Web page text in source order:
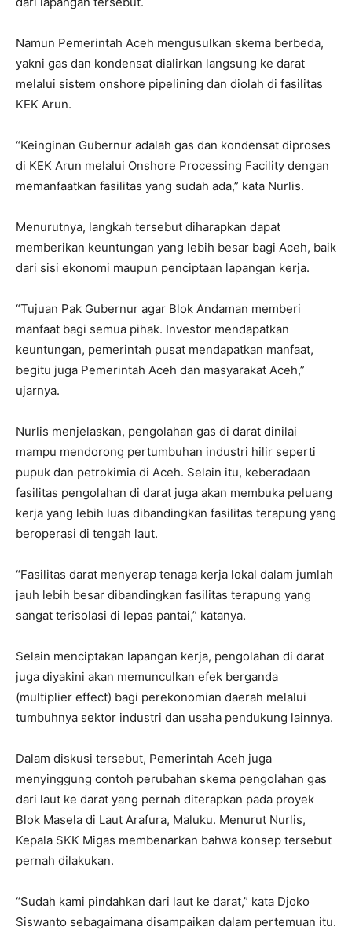
Namun Pemerintah Aceh mengusulkan skema berbeda,
yakni gas dan kondensat dialirkan langsung ke darat
melalui sistem onshore pipelining dan diolah di fasilitas
KEK Arun.
“Keinginan Gubernur adalah gas dan kondensat diproses
di KEK Arun melalui Onshore Processing Facility dengan
memanfaatkan fasilitas yang sudah ada,” kata Nurlis.
Menurutnya, langkah tersebut diharapkan dapat
memberikan keuntungan yang lebih besar bagi Aceh, baik
dari sisi ekonomi maupun penciptaan lapangan kerja.
“Tujuan Pak Gubernur agar Blok Andaman memberi
manfaat bagi semua pihak. Investor mendapatkan
keuntungan, pemerintah pusat mendapatkan manfaat,
begitu juga Pemerintah Aceh dan masyarakat Aceh,”
ujarnya.
Nurlis menjelaskan, pengolahan gas di darat dinilai
mampu mendorong pertumbuhan industri hilir seperti
pupuk dan petrokimia di Aceh. Selain itu, keberadaan
fasilitas pengolahan di darat juga akan membuka peluang
kerja yang lebih luas dibandingkan fasilitas terapung yang
beroperasi di tengah laut.
“Fasilitas darat menyerap tenaga kerja lokal dalam jumlah
jauh lebih besar dibandingkan fasilitas terapung yang
sangat terisolasi di lepas pantai,” katanya.
Selain menciptakan lapangan kerja, pengolahan di darat
juga diyakini akan memunculkan efek berganda
(multiplier effect) bagi perekonomian daerah melalui
tumbuhnya sektor industri dan usaha pendukung lainnya.
Dalam diskusi tersebut, Pemerintah Aceh juga
menyinggung contoh perubahan skema pengolahan gas
dari laut ke darat yang pernah diterapkan pada proyek
Blok Masela di Laut Arafura, Maluku. Menurut Nurlis,
Kepala SKK Migas membenarkan bahwa konsep tersebut
pernah dilakukan.
“Sudah kami pindahkan dari laut ke darat,” kata Djoko
Siswanto sebagaimana disampaikan dalam pertemuan itu.